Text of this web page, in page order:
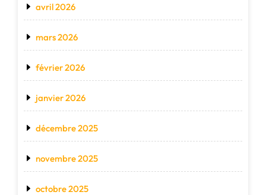
avril 2026
mars 2026
février 2026
janvier 2026
décembre 2025
novembre 2025
octobre 2025